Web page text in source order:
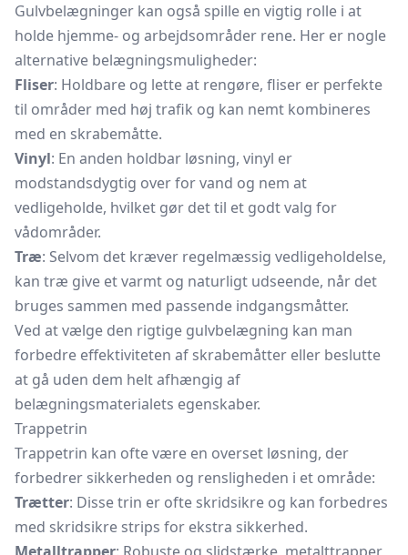
Gulvbelægninger kan også spille en vigtig rolle i at
holde hjemme- og arbejdsområder rene. Her er nogle
alternative belægningsmuligheder:
Fliser: Holdbare og lette at rengøre, fliser er perfekte
til områder med høj trafik og kan nemt kombineres
med en skrabemåtte.
Vinyl: En anden holdbar løsning, vinyl er
modstandsdygtig over for vand og nem at
vedligeholde, hvilket gør det til et godt valg for
vådområder.
Træ: Selvom det kræver regelmæssig vedligeholdelse,
kan træ give et varmt og naturligt udseende, når det
bruges sammen med passende indgangsmåtter.
Ved at vælge den rigtige gulvbelægning kan man
forbedre effektiviteten af skrabemåtter eller beslutte
at gå uden dem helt afhængig af
belægningsmaterialets egenskaber.
Trappetrin
Trappetrin kan ofte være en overset løsning, der
forbedrer sikkerheden og rensligheden i et område:
Trætter: Disse trin er ofte skridsikre og kan forbedres
med skridsikre strips for ekstra sikkerhed.